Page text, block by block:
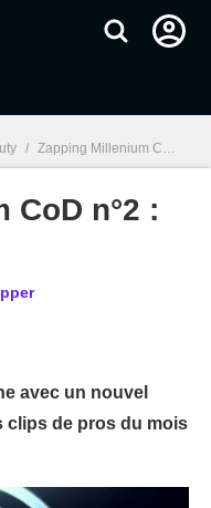
/ Zapping Millenium CoD n°2 : Saison 2
CoD n°2 :
avec un nouvel
clips de pros du mois